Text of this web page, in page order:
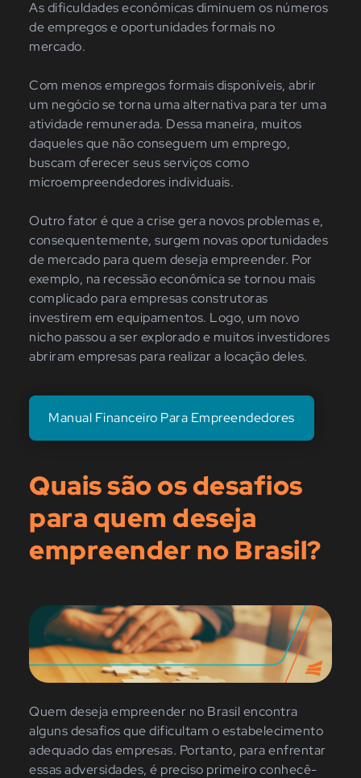
As dificuldades econômicas diminuem os números
de empregos e oportunidades formais no
mercado.
Com menos empregos formais disponíveis, abrir
um negócio se torna uma alternativa para ter uma
atividade remunerada. Dessa maneira, muitos
daqueles que não conseguem um emprego,
buscam oferecer seus serviços como
microempreendedores individuais.
Outro fator é que a crise gera novos problemas e,
consequentemente, surgem novas oportunidades
de mercado para quem deseja empreender. Por
exemplo, na recessão econômica se tornou mais
complicado para empresas construtoras
investirem em equipamentos. Logo, um novo
nicho passou a ser explorado e muitos investidores
abriram empresas para realizar a locação deles.
Manual Financeiro Para Empreendedores
Quais são os desafios
para quem deseja
empreender no Brasil?
Quem deseja empreender no Brasil encontra
alguns desafios que dificultam o estabelecimento
adequado das empresas. Portanto, para enfrentar
essas adversidades, é preciso primeiro conhecê-